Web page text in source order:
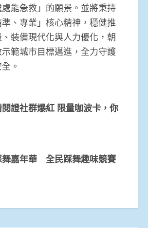
能急救」的願景。並將秉持
準、專業」核心精神，穩健推
裝備現代化與人力優化，朝
範城市目標邁進，全力守護
。
證社群爆紅 限量咖波卡，你
舞嘉年華 全民踩舞趣味競賽